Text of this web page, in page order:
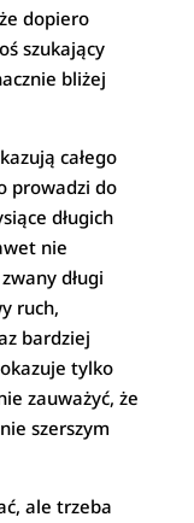
dopiero
szukający
bliżej
całego
prowadzi do
długich
nie
długi
ruch,
bardziej
tylko
zauważyć, że
szerszym
ale trzeba